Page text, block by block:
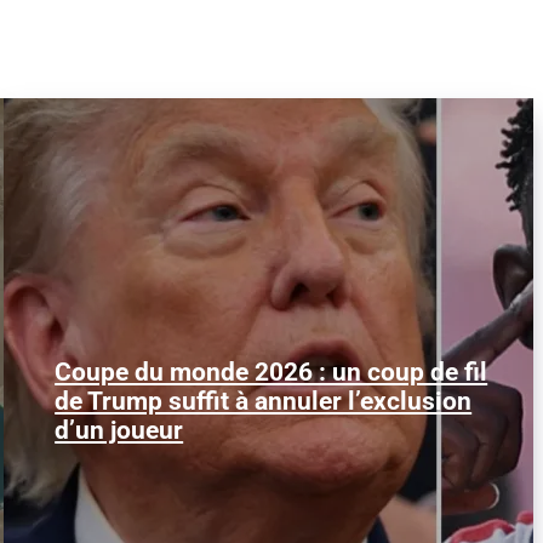
Coupe du monde 2026 : un coup de fil
de Trump suffit à annuler l’exclusion
d’un joueur
Le 1er juillet 2026, l'attaquant américain
Folarin Balogun recevait un carton rouge
parfaitement...